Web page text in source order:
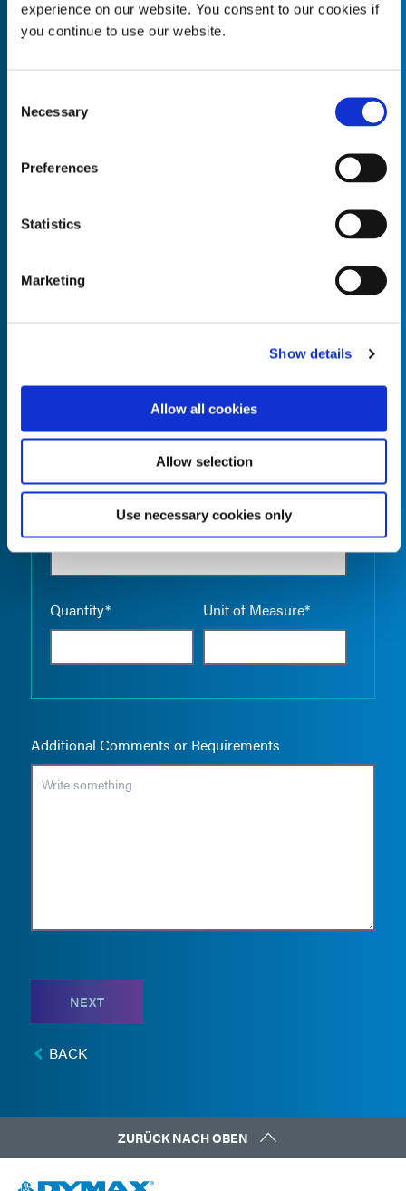
experience on our website. You consent to our cookies if
you continue to use our website.
Selection
Necessary
Preferences
Statistics
Marketing
Show details
Allow all cookies
Allow selection
Use necessary cookies only
Product Name* Empty
Unit of Measure*
Product Name*
Quantity* Unit of Measure*
Additional Comments or Requirements
NEXT
BACK
ZURÜCK NACH OBEN